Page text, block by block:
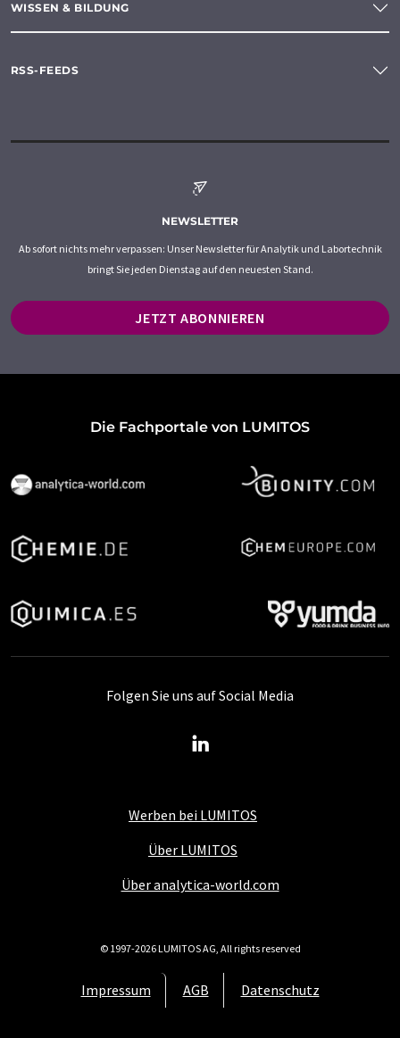
WISSEN & BILDUNG
RSS-FEEDS
NEWSLETTER
Ab sofort nichts mehr verpassen: Unser Newsletter für Analytik und Labortechnik
bringt Sie jeden Dienstag auf den neuesten Stand.
JETZT ABONNIEREN
Die Fachportale von LUMITOS
Werben bei LUMITOS
Über LUMITOS
Über analytica-world.com
Impressum AGB Datenschutz
Folgen Sie uns auf Social Media
© 1997-2026 LUMITOS AG, All rights reserved